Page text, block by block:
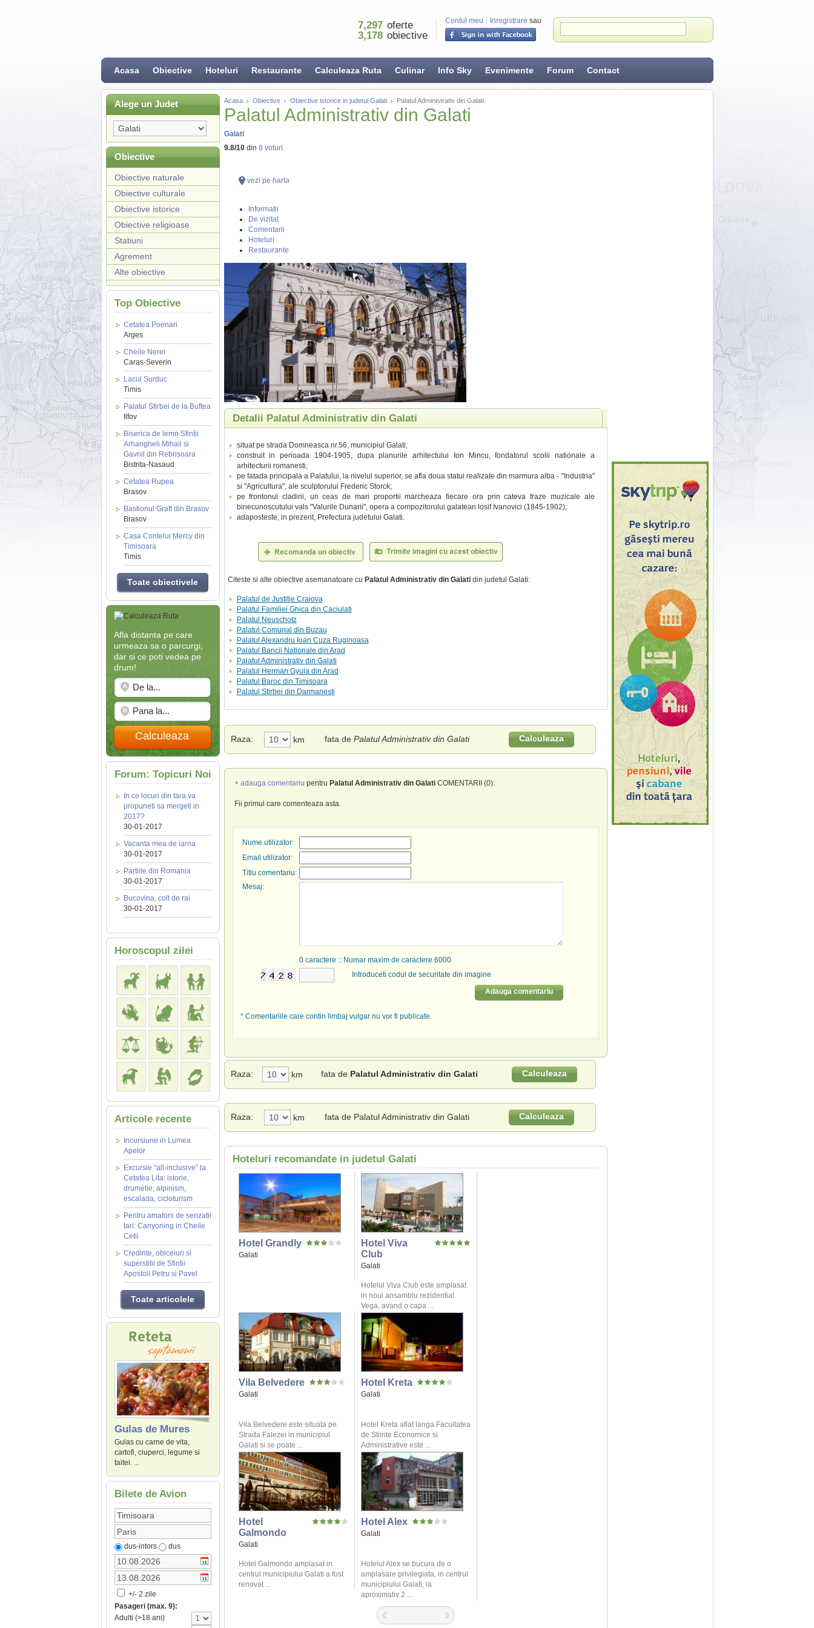
Contul meu Inregistrare sau
7,297 oferte
3,178 obiective
Acasa Obiective Hoteluri Restaurante Calculeaza Ruta Culinar Info Sky Evenimente Forum Contact
Alege un Judet
Obiective
Obiective naturale
Obiective culturale
Obiective istorice
Obiective religioase
Statiuni
Agrement
Alte obiective
Top Obiective
Cetatea Poenari
Arges
Cheile Nerei
Caras-Severin
Lacul Surduc
Timis
Palatul Stirbei de la Buftea
Ilfov
Biserica de lemn Sfintii
Arhangheli Mihail si
Gavriil din Rebrisoara
Bistrita-Nasaud
Cetatea Rupea
Brasov
Bastionul Graft din Brasov
Brasov
Casa Contelui Mercy din
Timisoara
Timis
Toate obiectivele
Afla distanta pe care
urmeaza sa o parcurgi,
dar si ce poti vedea pe
drum!
Calculeaza
Forum: Topicuri Noi
In ce locuri din tara va
propuneti sa mergeti in
2017?
30-01-2017
Vacanta mea de iarna
30-01-2017
Partiile din Romania
30-01-2017
Bucovina, colt de rai
30-01-2017
Horoscopul zilei
Articole recente
Incursiune in Lumea
Apelor
Excursie "all-inclusive" la
Cetatea Lita: istorie,
drumetie, alpinism,
escalada, cicloturism
Pentru amatorii de senzatii
tari: Canyoning in Cheile
Cetii
Credinte, obiceiuri si
superstitii de Sfintii
Apostoli Petru si Pavel
Toate articolele
Gulas de Mures
Gulas cu carne de vita,
cartofi, ciuperci, legume si
taitei. ...
Bilete de Avion
dus-intors dus
+/- 2 zile
Pasageri (max. 9):
Adulti (>18 ani)
Acasa Obiective Obiective istorice in judetul Galati Palatul Administrativ din Galati
Palatul Administrativ din Galati
Galati
9.8/10din 8 voturi
vezi pe harta
Informatii
De vizitat
Comentarii
Hoteluri
Restaurante
Detalii Palatul Administrativ din Galati
situat pe strada Domneasca nr.56, municipiul Galati;
construit in perioada 1904-1905, dupa planurile arhitectului Ion Mincu, fondatorul scolii nationale a
arhitecturii romanesti;
pe fatada principala a Palatului, la nivelul superior, se afla doua statui realizate din marmura alba - "Industria"
si "Agricultura", ale sculptorului Frederic Storck;
pe frontonul cladirii, un ceas de mari proportii marcheaza fiecare ora prin cateva fraze muzicale ale
binecunoscutului vals "Valurile Dunarii", opera a compozitorului galatean losif Ivanovici (1845-1902);
adaposteste, in prezent, Prefectura judetului Galati.
Citeste si alte obiective asemanatoare cu Palatul Administrativ din Galatidin judetul Galati:
Palatul de Justitie Craiova
Palatul Familiei Ghica din Caciulati
Palatul Neuschotz
Palatul Comunal din Buzau
Palatul Alexandru Ioan Cuza Ruginoasa
Palatul Bancii Nationale din Arad
Palatul Administrativ din Galati
Palatul Herman Gyula din Arad
Palatul Baroc din Timisoara
Palatul Stirbei din Darmanesti
Raza: km fata de Palatul Administrativ din Galati Calculeaza
+ adauga comentariu pentru Palatul Administrativ din GalatiCOMENTARII (0):
Fii primul care comenteaza asta.
Nume utilizator:
Email utilizator:
Titlu comentariu:
Mesaj:
0caractere :: Numar maxim de caractere 6000
Introduceti codul de securitate din imagine
Adauga comentariu
* Comentariile care contin limbaj vulgar nu vor fi publicate.
Raza: km fata de Palatul Administrativ din Galati Calculeaza
Raza: km fata de Palatul Administrativ din Galati Calculeaza
Hoteluri recomandate in judetul Galati
Hotel Grandly
Galati
Hotel Viva
Club
Galati
Hotelul Viva Club este amplasat
in noul ansamblu rezidential
Vega, avand o capa ...
Vila Belvedere
Galati
Vila Belvedere este situata pe
Strada Falezei in municipiul
Galati si se poate ...
Hotel Kreta
Galati
Hotel Kreta aflat langa Facultatea
de Stiinte Economice si
Administrative este ...
Hotel
Galmondo
Galati
Hotel Galmondo amplasat in
centrul municipiului Galati a fost
renovat ...
Hotel Alex
Galati
Hotelul Alex se bucura de o
amplasare privilegiata, in centrul
municipiului Galati, la
aproximativ 2 ...